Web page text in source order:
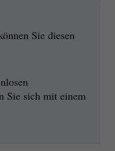
Sie diesen
Sie sich mit einem